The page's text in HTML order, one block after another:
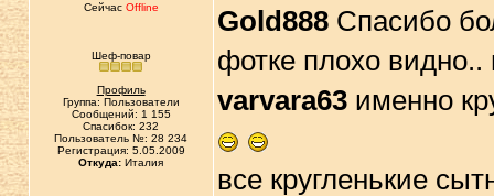
Сейчас Offline
Шеф-повар
Профиль
Группа: Пользователи
Сообщений: 1 155
Спасибок: 232
Пользователь №: 28 234
Регистрация: 5.05.2009
Откуда: Италия
Gold888Спасибо
фотке плохо видно..
varvara63именно
все кругленькие